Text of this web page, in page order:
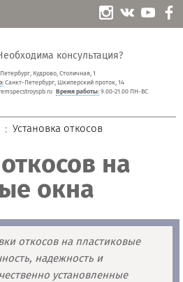
консультация?
Кудрово, Столичная, 1
Санкт-Петербург, Шкиперский проток, 14
Время работы:9.00-21.00 ПН-ВС
Установка откосов
на
окна
откосов на пластиковые
надежность и
установленные